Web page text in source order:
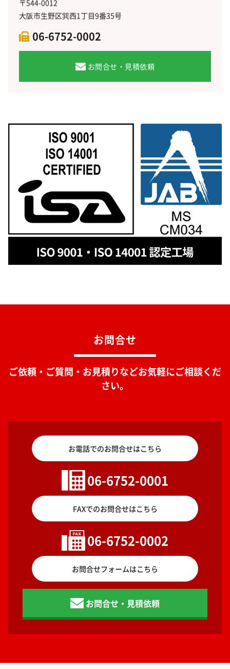
〒544-0012
大阪市生野区巽西1丁目9番35号
06-6752-0002
お問合せ・見積依頼
お問合せ
ご依頼・ご質問・お見積りなどお気軽にご相談くだ
さい。
お電話でのお問合せはこちら
06-6752-0001
FAXでのお問合せはこちら
06-6752-0002
お問合せフォームはこちら
お問合せ・見積依頼